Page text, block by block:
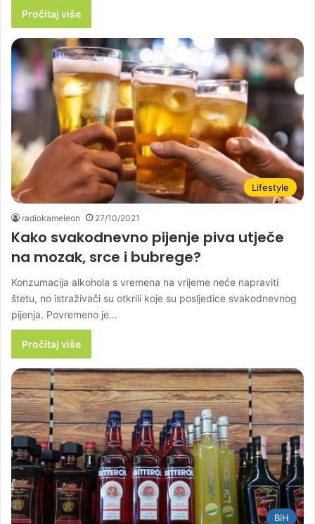
Pročitaj više
Lifestyle
radiokameleon 27/10/2021
Kako svakodnevno pijenje piva utječe
na mozak, srce i bubrege?
Konzumacija alkohola s vremena na vrijeme neće napraviti
štetu, no istraživači su otkrili koje su posljedice svakodnevnog
pijenja. Povremeno je…
Pročitaj više
BiH